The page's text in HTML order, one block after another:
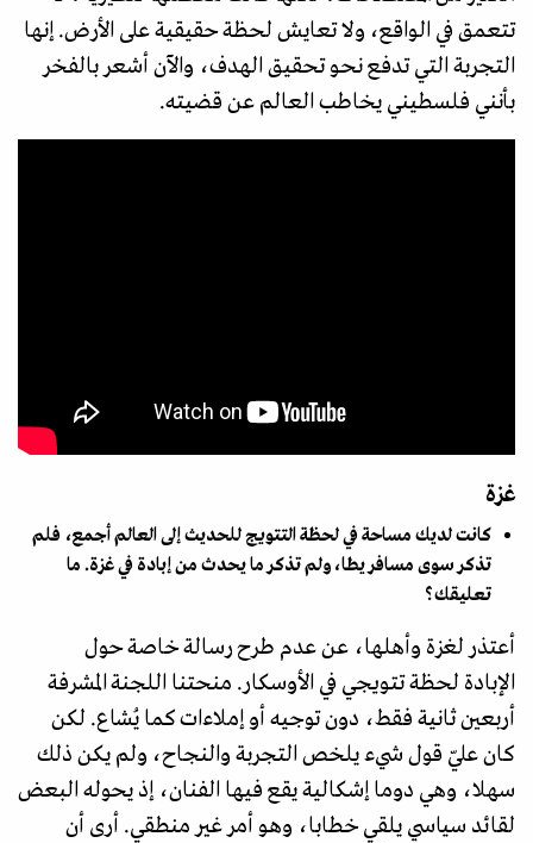
تتعمق في الواقع، ولا تعايش لحظة حقيقية على الأرض. إنها
التجربة التي تدفع نحو تحقيق الهدف، والآن أشعر بالفخر
بأنني فلسطيني يخاطب العالم عن قضيته.
غزة
كانت لديك مساحة في لحظة التتويج للحديث إلى العالم أجمع، فلم
تذكر سوى مسافر يطا، ولم تذكر ما يحدث من إبادة في غزة. ما
تعليقك؟
أعتذر لغزة وأهلها، عن عدم طرح رسالة خاصة حول
الإبادة لحظة تتويجي في الأوسكار. منحتنا اللجنة المشرفة
أربعين ثانية فقط، دون توجيه أو إملاءات كما يُشاع. لكن
كان عليّ قول شيء يلخص التجربة والنجاح، ولم يكن ذلك
سهلا، وهي دوما إشكالية يقع فيها الفنان، إذ يحوله البعض
لقائد سياسي يلقي خطابا، وهو أمر غير منطقي. أرى أن